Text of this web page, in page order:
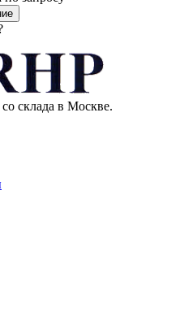
склада в Москве.